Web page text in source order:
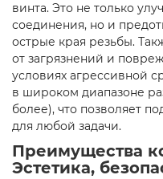
винта. Это не только
соединения, но и
острые края резьбы.
от загрязнений и
условиях агрессивной
в широком диапазоне
более), что позволяет
для любой задачи.
Преимущества
Эстетика,